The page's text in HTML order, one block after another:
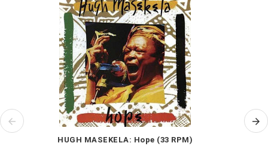
HUGH MASEKELA: Hope (33 RPM)